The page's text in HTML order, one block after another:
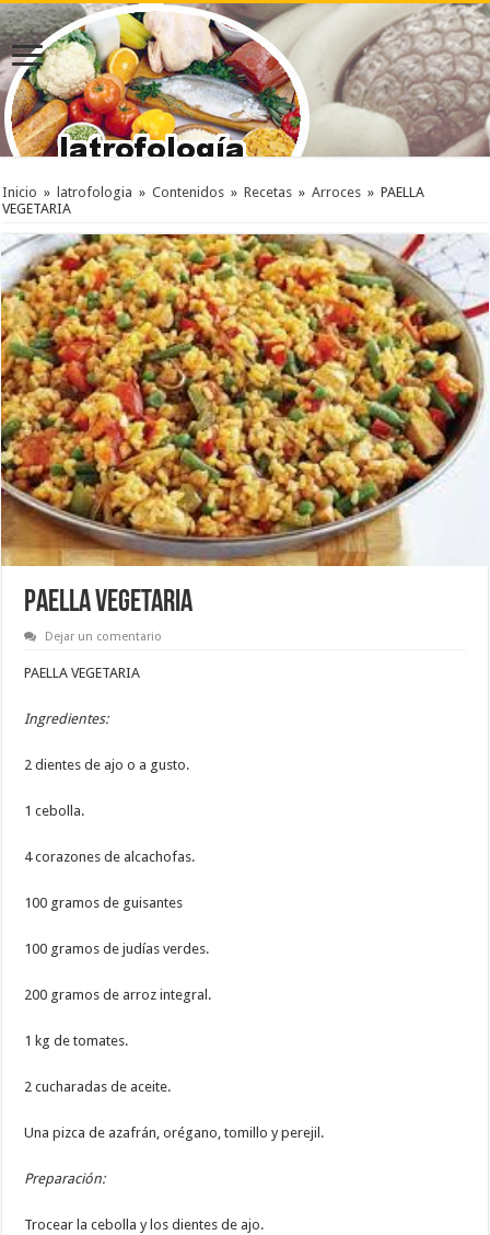
Inicio » latrofologia » Contenidos » Recetas » Arroces » PAELLA
VEGETARIA
PAELLA VEGETARIA
Dejar un comentario
PAELLA VEGETARIA
Ingredientes:
2 dientes de ajo o a gusto.
1 cebolla.
4 corazones de alcachofas.
100 gramos de guisantes
100 gramos de judías verdes.
200 gramos de arroz integral.
1 kg de tomates.
2 cucharadas de aceite.
Una pizca de azafrán, orégano, tomillo y perejil.
Preparación:
Trocear la cebolla y los dientes de ajo.